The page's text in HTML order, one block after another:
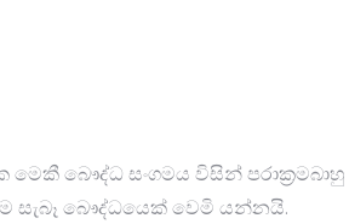
බෞද්ධ සංගමය විසින් පරාක්‍රමබාහු
සැබෑ බෞද්ධයෙක් වෙමි යන්නයි.